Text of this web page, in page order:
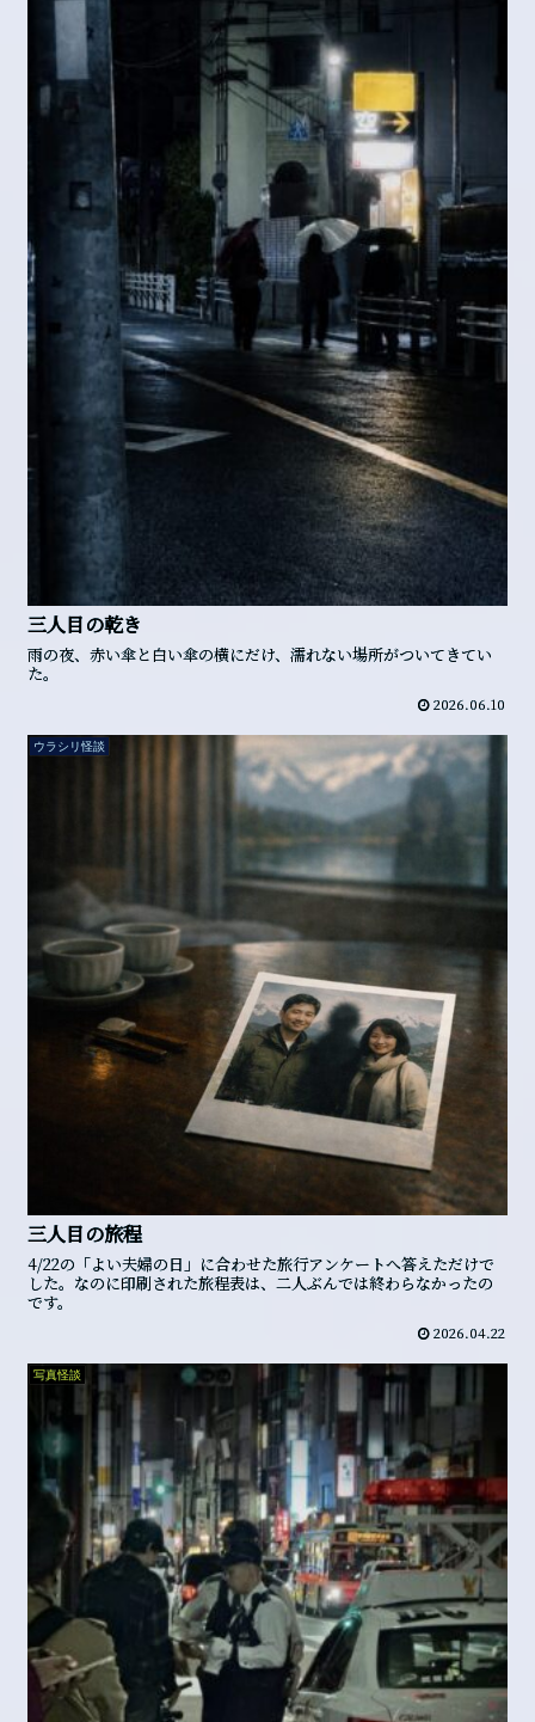
三人目の乾き
雨の夜、赤い傘と白い傘の横にだけ、濡れない場所がついてきてい
た。
2026.06.10
ウラシリ怪談
三人目の旅程
4/22の「よい夫婦の日」に合わせた旅行アンケートへ答えただけで
した。なのに印刷された旅程表は、二人ぶんでは終わらなかったの
です。
2026.04.22
写真怪談